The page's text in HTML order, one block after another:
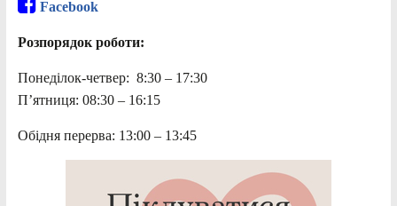
Facebook
Розпорядок роботи:
Понеділок-четвер: 8:30 – 17:30
П’ятниця: 08:30 – 16:15
Обідня перерва: 13:00 – 13:45